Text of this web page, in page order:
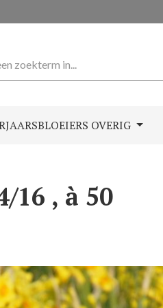
OVERIG
16 , à 50